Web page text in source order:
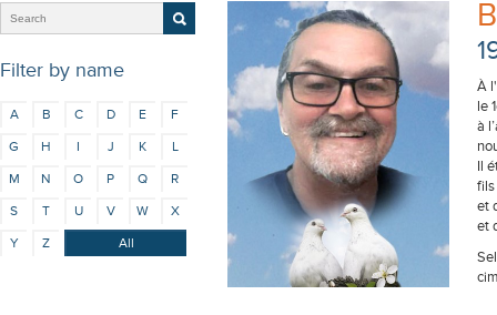
Filter by name
A B C D E
F
G
H I J K
L
M
N O P Q
R
S
T U V W
X
Y
Z All
À
le
à
Il
fils
et
et